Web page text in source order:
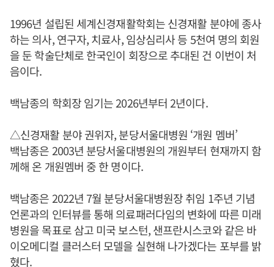
1996년 설립된 세계신경재활학회는 신경재활 분야에 종사
하는 의사, 연구자, 치료사, 임상심리사 등 5천여 명의 회원
을 둔 학술단체로 한국인이 회장으로 추대된 건 이번이 처
음이다.
백남종의 학회장 임기는 2026년부터 2년이다.
△신경재활 분야 권위자, 분당서울대병원 ‘개원 멤버’
백남종은 2003년 분당서울대병원의 개원부터 현재까지 함
께해 온 개원멤버 중 한 명이다.
백남종은 2022년 7월 분당서울대병원장 취임 1주년 기념
언론과의 인터뷰를 통해 의료패러다임의 변화에 따른 미래
병원을 목표로 삼고 미국 보스턴, 샌프란시스코와 같은 바
이오메디컬 클러스터 모델을 실현해 나가겠다는 포부를 밝
혔다.